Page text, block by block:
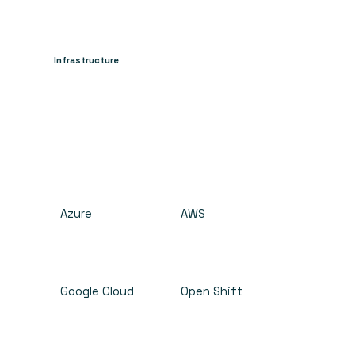
Infrastructure
Azure AWS
Google Cloud Open Shift